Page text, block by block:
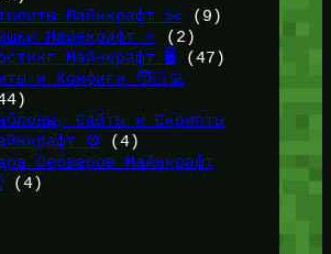
Майнкрафт ✂️ (9)
Майнкрафт ⭐(2)
Майнкрафт 🖥️ (47)
и Конфиги 🧑🏻‍💻
Сайты и Скрипты
⚙️ (4)
Серверов Майнкрафт
(4)